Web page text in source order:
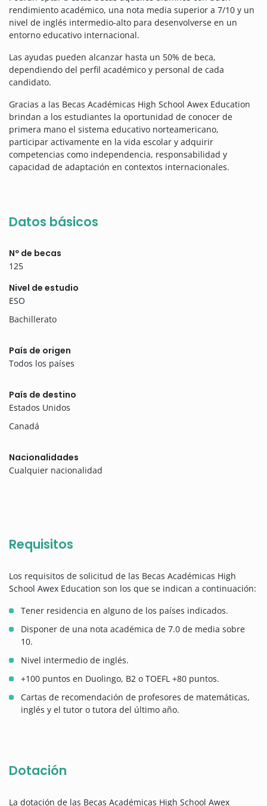
rendimiento académico, una nota media superior a 7/10 y un
nivel de inglés intermedio-alto para desenvolverse en un
entorno educativo internacional.
Las ayudas pueden alcanzar hasta un 50% de beca,
dependiendo del perfil académico y personal de cada
candidato.
Gracias a las Becas Académicas High School Awex Education
brindan a los estudiantes la oportunidad de conocer de
primera mano el sistema educativo norteamericano,
participar activamente en la vida escolar y adquirir
competencias como independencia, responsabilidad y
capacidad de adaptación en contextos internacionales.
Datos básicos
Nº de becas
125
Nivel de estudio
ESO
Bachillerato
País de origen
Todos los países
País de destino
Estados Unidos
Canadá
Nacionalidades
Cualquier nacionalidad
Requisitos
Los requisitos de solicitud de las Becas Académicas High
School Awex Education son los que se indican a continuación:
Tener residencia en alguno de los países indicados.
Disponer de una nota académica de 7.0 de media sobre
10.
Nivel intermedio de inglés.
+100 puntos en Duolingo, B2 o TOEFL +80 puntos.
Cartas de recomendación de profesores de matemáticas,
inglés y el tutor o tutora del último año.
Dotación
La dotación de las Becas Académicas High School Awex